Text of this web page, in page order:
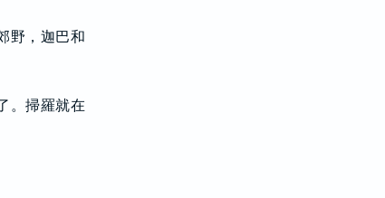
野，迦巴和
。掃羅就在